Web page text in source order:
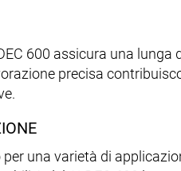
600 assicura una
precisa
una varietà di